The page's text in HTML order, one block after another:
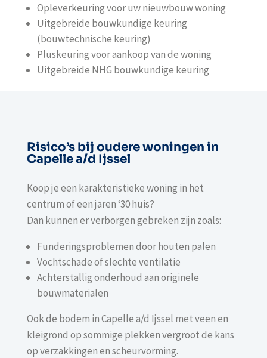
Opleverkeuring voor uw nieuwbouw woning
Uitgebreide bouwkundige keuring
(bouwtechnische keuring)
Pluskeuring voor aankoop van de woning
Uitgebreide NHG bouwkundige keuring
Risico’s bij oudere woningen in
Capelle a/d Ijssel
Koop je een karakteristieke woning in het
centrum of een jaren ‘30 huis?
Dan kunnen er verborgen gebreken zijn zoals:
Funderingsproblemen door houten palen
Vochtschade of slechte ventilatie
Achterstallig onderhoud aan originele
bouwmaterialen
Ook de bodem in Capelle a/d Ijssel met veen en
kleigrond op sommige plekken vergroot de kans
op verzakkingen en scheurvorming.